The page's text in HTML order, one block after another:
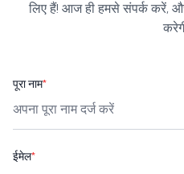
लिए हैं! आज ही हमसे संपर्क करें,
पूरा नाम*
ईमेल*